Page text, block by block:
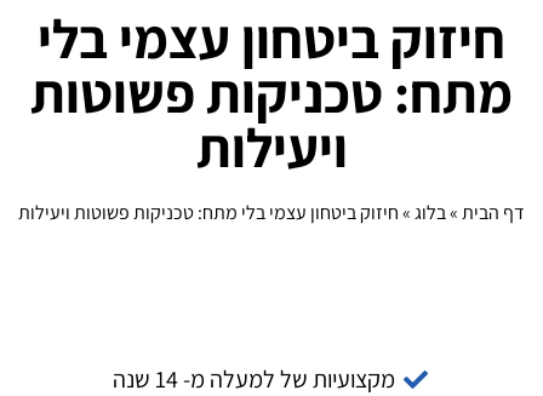
חיזוק ביטחון עצמי בלי
מתח: טכניקות פשוטות
ויעילות
דף הבית»בלוג»חיזוק ביטחון עצמי בלי מתח: טכניקות פשוטות ויעילות
מקצועיות של למעלה מ- 14 שנה